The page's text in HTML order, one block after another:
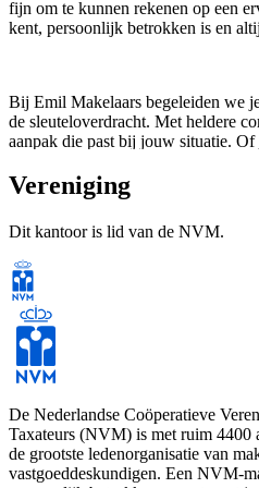
fijn om te kunnen rekenen op een
kent, persoonlijk betrokken is en
Bij Emil Makelaars begeleiden we
de sleuteloverdracht. Met heldere
aanpak die past bij jouw situatie.
van je woning: wij staan voor je
Al25 jaar
woning. Met onze jarenlange
klantwaardering en een sterk
kansen te herkennen en het hoogst
Vanuit ons kantoor aan het
klanten in Leiden, Leiderdorp en
gevestigd, goed bereikbaar en altijd
Vereniging
Dit kantoor is lid van de NVM.
De Nederlandse Coöperatieve
Taxateurs (NVM) is met ruim 4400
de grootste ledenorganisatie van
vastgoeddeskundigen. Een NVM-